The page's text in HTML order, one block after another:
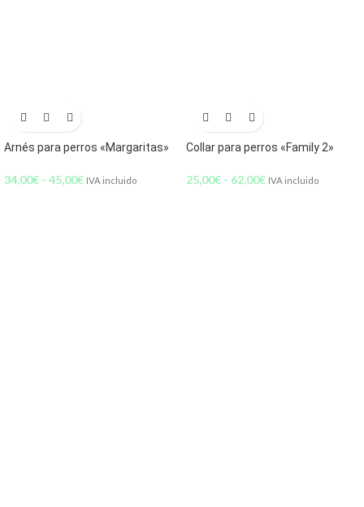
Arnés para perros «Margaritas»
34,00€ - 45,00€ IVA incluido
Collar para perros «Family 2»
25,00€ - 62,00€ IVA incluido